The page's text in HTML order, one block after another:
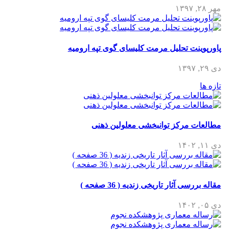
مهر ۲۸, ۱۳۹۷
پاورپوینت تحلیل مرمت کلیسای گوی تپه ارومیه
دی ۲۹, ۱۳۹۷
تازه ها
مطالعات مرکز توانبخشی معلولین ذهنی
دی ۱۱, ۱۴۰۲
مقاله بررسی آثار تاریخی زندیه ( 36 صفحه )
دی ۰۵, ۱۴۰۲